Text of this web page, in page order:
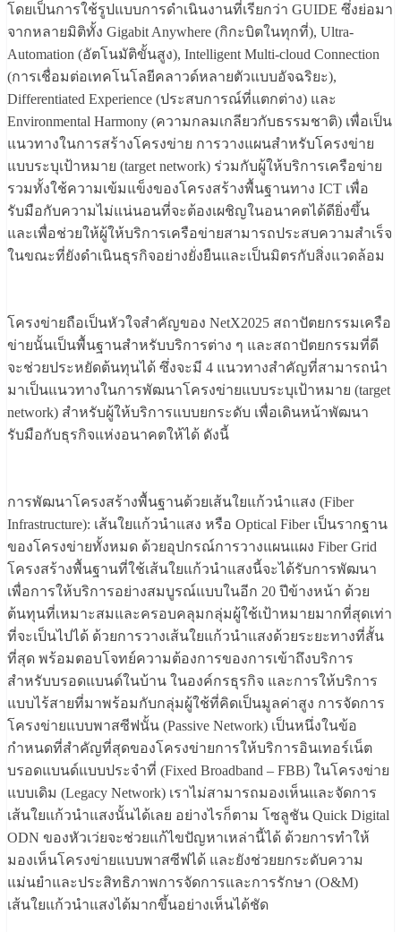
โดยเป็นการใช้รูปแบบการดำเนินงานที่เรียกว่า GUIDE ซึ่งย่อมา
จากหลายมิติทั้ง Gigabit Anywhere (กิกะบิตในทุกที่), Ultra-
Automation (อัตโนมัติขั้นสูง), Intelligent Multi-cloud Connection
(การเชื่อมต่อเทคโนโลยีคลาวด์หลายตัวแบบอัจฉริยะ),
Differentiated Experience (ประสบการณ์ที่แตกต่าง) และ
Environmental Harmony (ความกลมเกลียวกับธรรมชาติ) เพื่อเป็น
แนวทางในการสร้างโครงข่าย การวางแผนสำหรับโครงข่าย
แบบระบุเป้าหมาย (target network) ร่วมกับผู้ให้บริการเครือข่าย
รวมทั้งใช้ความเข้มแข็งของโครงสร้างพื้นฐานทาง ICT เพื่อ
รับมือกับความไม่แน่นอนที่จะต้องเผชิญในอนาคตได้ดียิ่งขึ้น
และเพื่อช่วยให้ผู้ให้บริการเครือข่ายสามารถประสบความสำเร็จ
ในขณะที่ยังดำเนินธุรกิจอย่างยั่งยืนและเป็นมิตรกับสิ่งแวดล้อม
โครงข่ายถือเป็นหัวใจสำคัญของ NetX2025 สถาปัตยกรรมเครือ
ข่ายนั้นเป็นพื้นฐานสำหรับบริการต่าง ๆ และสถาปัตยกรรมที่ดี
จะช่วยประหยัดต้นทุนได้ ซึ่งจะมี 4 แนวทางสำคัญที่สามารถนำ
มาเป็นแนวทางในการพัฒนาโครงข่ายแบบระบุเป้าหมาย (target
network) สำหรับผู้ให้บริการแบบยกระดับ เพื่อเดินหน้าพัฒนา
รับมือกับธุรกิจแห่งอนาคตให้ได้ ดังนี้
การพัฒนาโครงสร้างพื้นฐานด้วยเส้นใยแก้วนำแสง (Fiber
Infrastructure): เส้นใยแก้วนำแสง หรือ Optical Fiber เป็นรากฐาน
ของโครงข่ายทั้งหมด ด้วยอุปกรณ์การวางแผนแผง Fiber Grid
โครงสร้างพื้นฐานที่ใช้เส้นใยแก้วนำแสงนี้จะได้รับการพัฒนา
เพื่อการให้บริการอย่างสมบูรณ์แบบในอีก 20 ปีข้างหน้า ด้วย
ต้นทุนที่เหมาะสมและครอบคลุมกลุ่มผู้ใช้เป้าหมายมากที่สุดเท่า
ที่จะเป็นไปได้ ด้วยการวางเส้นใยแก้วนำแสงด้วยระยะทางที่สั้น
ที่สุด พร้อมตอบโจทย์ความต้องการของการเข้าถึงบริการ
สำหรับบรอดแบนด์ในบ้าน ในองค์กรธุรกิจ และการให้บริการ
แบบไร้สายที่มาพร้อมกับกลุ่มผู้ใช้ที่คิดเป็นมูลค่าสูง การจัดการ
โครงข่ายแบบพาสซีฟนั้น (Passive Network) เป็นหนึ่งในข้อ
กำหนดที่สำคัญที่สุดของโครงข่ายการให้บริการอินเทอร์เน็ต
บรอดแบนด์แบบประจำที่ (Fixed Broadband – FBB) ในโครงข่าย
แบบเดิม (Legacy Network) เราไม่สามารถมองเห็นและจัดการ
เส้นใยแก้วนำแสงนั้นได้เลย อย่างไรก็ตาม โซลูชัน Quick Digital
ODN ของหัวเว่ยจะช่วยแก้ไขปัญหาเหล่านี้ได้ ด้วยการทำให้
มองเห็นโครงข่ายแบบพาสซีฟได้ และยังช่วยยกระดับความ
แม่นยำและประสิทธิภาพการจัดการและการรักษา (O&M)
เส้นใยแก้วนำแสงได้มากขึ้นอย่างเห็นได้ชัด